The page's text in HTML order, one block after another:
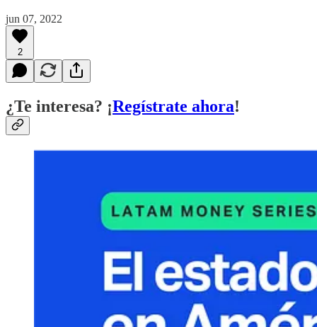
jun 07, 2022
2
¿Te interesa? ¡Regístrate ahora!